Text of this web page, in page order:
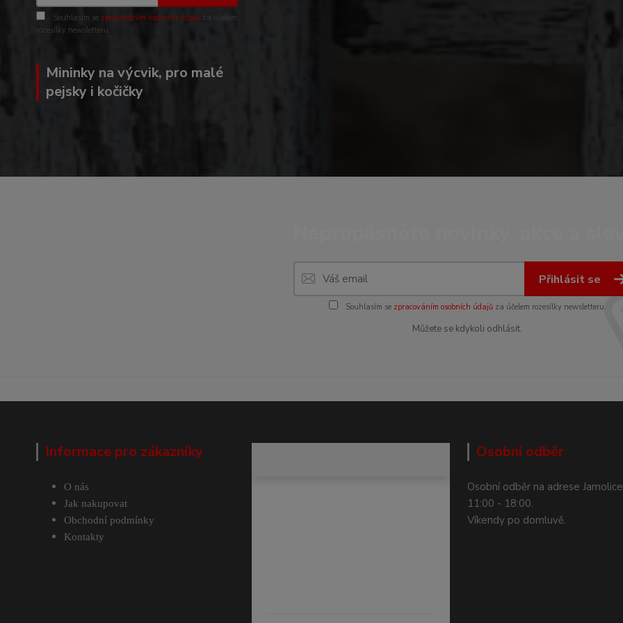
Souhlasím se zpracováním osobních údajů za účelem
rozesílky newsletteru.
Mininky na výcvik, pro malé
pejsky i kočičky
Přihlásit se
Souhlasím se zpracováním osobních údajůza účelem rozesílky newsletteru.
Můžete se kdykoli odhlásit.
Informace pro zákazníky
O nás
Jak nakupovat
Obchodní podmínky
Kontakty
Osobní odběr
Osobní odběr na adrese
11:00 - 18:00.
Víkendy po domluvě.